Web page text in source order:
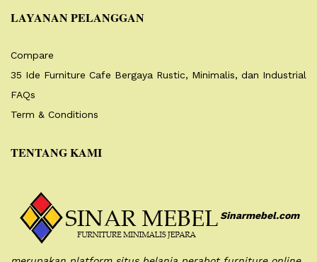
LAYANAN PELANGGAN
Compare
35 Ide Furniture Cafe Bergaya Rustic, Minimalis, dan Industrial
FAQs
Term & Conditions
TENTANG KAMI
Sinarmebel.com